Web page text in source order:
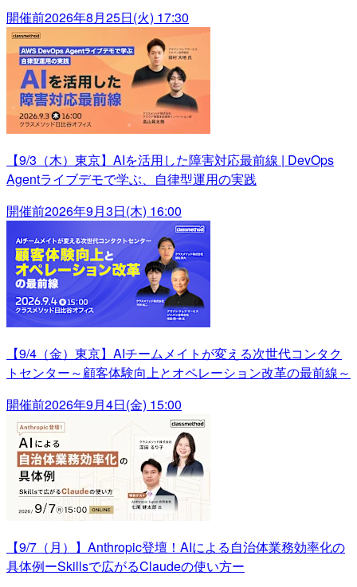
開催前2026年8月25日(火) 17:30
【9/3（木）東京】AIを活用した障害対応最前線 | DevOps
Agentライブデモで学ぶ、自律型運用の実践
開催前2026年9月3日(木) 16:00
【9/4（金）東京】AIチームメイトが変える次世代コンタク
トセンター～顧客体験向上とオペレーション改革の最前線～
開催前2026年9月4日(金) 15:00
【9/7（月）】Anthropic登壇！AIによる自治体業務効率化の
具体例ーSkillsで広がるClaudeの使い方ー